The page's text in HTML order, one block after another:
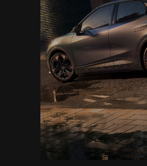
Oferta i aktualności
5 lat gwarancji
Oryginalne części
Serwis
Akcesoria CUPRA
Kontakt